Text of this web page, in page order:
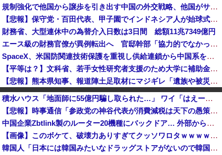
規制強化で他国から譲歩を引き出す中国の外交戦略、他国がサプライチェーン変更で対抗した結果……
【悲報】保守党・百田代表、甲子園でインドネシア人が始球式登場に怒り「甲子園を政治利用するな！」
財務省、大型連休中の為替介入日数は3日間 総額11兆7349億円
エース級の財務官僚が異例転出へ 官邸幹部「協力的でなかったから」 [8/6]
SpaceX、米国防関連技術保護を重視し供給連鎖から中国系を完全排除へ 供給業者に「中国籍人員をSpaceX向けの生産に関わらせないこと」「中国...
【平等は？】文科省、若手女性研究者支援のため大学に補助金交付（年間最大5000万円）「将来のリーダーとして活躍する（女性の）人材を輩出したい」
【悲報】熊本県知事、報道陣土足取材にマジギレ「遺族や被災者から強い不満でてる！」 → 記者「例えば？」 → 知事、怒り通り越して呆れてしまう …...
中国「台風接近！」台風13号「三峡直撃予測」中国「上流大洪水！（三峡上流」中国都市「8/5の映像（動画」三峡ダム「緊急放流（決壊危機」中国「下流...
【速報】中露の武装軍艦4隻が日本一周『いつでも国家沈没させられるぞ』
中露軍艦4隻が”日本一周”
積水ハウス「地面師に55億円騙し取られた…」 ワイ「はえーかわいそう…会社滅茶苦茶やろなぁ」
【悲報】時事通信「参政党の神谷代表が消費減税は天下の愚策と批判してるぞ！」 → 安藤幹事長「タイトルに偽りあり！『参政党は消費税廃止派、減税派』」ｗｗｗｗｗｗｗｗ
中国企業Zbtlink製のルーター20機種にバックドア… 外部から完全制御のおそれ
【画像】このボケて、破壊力ありすぎてクッソワロタｗｗｗｗｗｗｗｗｗ
韓国人「日本には韓国みたいなドラッグストアがないので韓国が羨ましくて羨ましくて仕方がないんだそうです」